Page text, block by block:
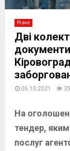
Різне
Дві
06.10.2021
На
тендер,
послуг